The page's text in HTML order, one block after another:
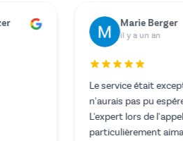
Günter Kunze
il y a un an
Malheureusement, mon chargeur
a cessé de fonctionner et j'aurais
dû payer une somme exorbitante
à mon acousticien. J'ai donc fait